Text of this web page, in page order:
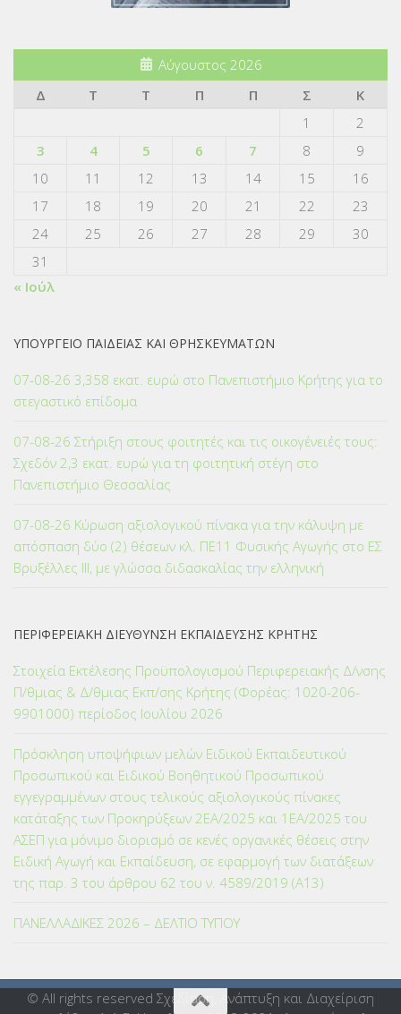
Αύγουστος 2026
Δ
Τ Τ Π Π Σ
Κ
1
2
3
4 5 6 7 8
9
10
11 12 13 14 15
16
17
18 19 20 21 22
23
24
25 26 27 28 29
30
31
« Ιούλ
ΥΠΟΥΡΓΕΙΟ ΠΑΙΔΕΙΑΣ ΚΑΙ ΘΡΗΣΚΕΥΜΑΤΩΝ
07-08-26 3,358 εκατ. ευρώ στο Πανεπιστήμιο Κρήτης για το
στεγαστικό επίδομα
07-08-26 Στήριξη στους φοιτητές και τις οικογένειές τους:
Σχεδόν 2,3 εκατ. ευρώ για τη φοιτητική στέγη στο
Πανεπιστήμιο Θεσσαλίας
07-08-26 Κύρωση αξιολογικού πίνακα για την κάλυψη με
απόσπαση δύο (2) θέσεων κλ. ΠΕ11 Φυσικής Αγωγής στο ΕΣ
Βρυξέλλες ΙΙΙ, με γλώσσα διδασκαλίας την ελληνική
ΠΕΡΙΦΕΡΕΙΑΚΗ ΔΙΕΥΘΥΝΣΗ ΕΚΠΑΙΔΕΥΣΗΣ ΚΡΗΤΗΣ
Στοιχεία Εκτέλεσης Προϋπολογισμού Περιφερειακής Δ/νσης
Π/θμιας & Δ/θμιας Εκπ/σης Κρήτης (Φορέας: 1020-206-
9901000) περίοδος Ιουλίου 2026
Πρόσκληση υποψήφιων μελών Ειδικού Εκπαιδευτικού
Προσωπικού και Ειδικού Βοηθητικού Προσωπικού
εγγεγραμμένων στους τελικούς αξιολογικούς πίνακες
κατάταξης των Προκηρύξεων 2ΕΑ/2025 και 1ΕΑ/2025 του
ΑΣΕΠ για μόνιμο διορισμό σε κενές οργανικές θέσεις στην
Ειδική Αγωγή και Εκπαίδευση, σε εφαρμογή των διατάξεων
της παρ. 3 του άρθρου 62 του ν. 4589/2019 (Α΄13)
ΠΑΝΕΛΛΑΔΙΚΕΣ 2026 – ΔΕΛΤΙΟ ΤΥΠΟΥ
© All rights reserved Σχεδίαση, Ανάπτυξη και Διαχείριση